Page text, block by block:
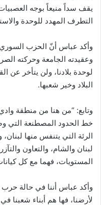
يقف سداً منيعاً بوجه العصبيات
التطرف المهدد للوحدة
وأكد عباس أنّ الحزب السوري
وعقيدته الجامعة وحركته
لوحدة بلادنا، ولن يتأخر
البلاد وخير شعبها.
وتابع: “من هنا من منطقة
خط الحدود المصطنعة التي
الرئة التي يتنفس منها
لبنان والشام، والتعاون
المستويات، فهما مع كل
وأكد عباس أننا في حالة حرب
لأرضنا، فها هم أبناء